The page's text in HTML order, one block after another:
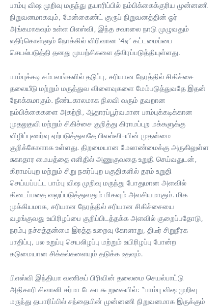
பாம்பு விஷ முறிவு மருந்து தயாரிப்பில் நம்பிக்கைக்குரிய முன்னணி
நிறுவனமாகவும், மேன்கைண்ட் குரூப் நிறுவனத்தின் ஓர்
அங்கமாகவும் உள்ள பிஎஸ்வி, இந்த சவாலை நாடு முழுவதும்
எதிர்கொள்ளும் நோக்கில் விரிவான ‘4ஏ’ கட்டமைப்பை
செயல்படுத்தி தனது முயற்சிகளை தீவிரப்படுத்தியுள்ளது.
பாம்புக்கடி சம்பவங்களில் தடுப்பு, சரியான நேரத்தில் சிகிச்சை
தலையீடு மற்றும் மருத்துவ விளைவுகளை மேம்படுத்துவதே இதன்
நோக்கமாகும். நீண்டகாலமாக நிலவி வரும் தவறான
நம்பிக்கைகளை அகற்றி, ஆதாரப்பூர்வமான பாம்புக்கடிக்கான
முதலுதவி மற்றும் சிகிச்சை குறித்து கிராமப்புற மக்களுக்கு
விழிப்புணர்வு ஏற்படுத்துவதே பிஎஸ்வி-யின் முதன்மை
குறிக்கோளாக உள்ளது. திறமையான மேலாண்மைக்கு அருகிலுள்ள
சுகாதார மையத்தை எளிதில் அணுகுவதை உறுதி செய்வதுடன்,
கிராமப்புற மற்றும் சிறு நகர்ப்புற பகுதிகளில் தரம் உறுதி
செய்யப்பட்ட பாம்பு விஷ முறிவு மருந்து போதுமான அளவில்
கிடைப்பதை வலுப்படுத்துவதும் மிகவும் அவசியமாகும். மிக
முக்கியமாக, சரியான நேரத்தில் சரியான சிகிச்சையை
வழங்குவது உயிரிழப்பை குறிப்பிடத்தக்க அளவில் குறைப்பதோடு,
நரம்பு நச்சுத்தன்மை இரத்த உறைவு கோளாறு, திடீர் சிறுநீரக
பாதிப்பு, பல உறுப்பு செயலிழப்பு மற்றும் உயிரிழப்பு போன்ற
கடுமையான சிக்கல்களையும் தடுக்க உதவும்.
பிஎஸ்வி இந்தியா வணிகப் பிரிவின் தலைமை செயல்பாட்டு
அதிகாரி சிவானி சர்மா டேகா கூறுகையில்: “பாம்பு விஷ முறிவு
மருந்து தயாரிப்பில் சந்தையின் முன்னணி நிறுவனமாக இருக்கும்